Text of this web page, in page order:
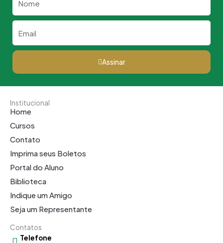
Assinar
Institucional
Home
Cursos
Contato
Imprima seus Boletos
Portal do Aluno
Biblioteca
Indique um Amigo
Seja um Representante
Contatos
Telefone